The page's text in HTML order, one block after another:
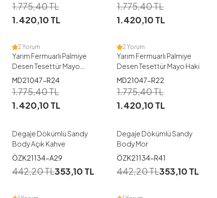
1.775,40TL
1.420,10 TL
1.775,40TL
1.420,10 TL
38 40 42
48
2 Yorum
Yarım Fermuarlı Palmiye
Desen Tesettür Mayo
İndigo
MD21047-R24
1.775,40TL
1.420,10 TL
38 40 42
48
2 Yorum
Yarım Fermuarlı Palmiye
Desen Tesettür Mayo Haki
MD21047-R22
1.775,40TL
1.420,10 TL
S
Degaje Dökümlü Sandy
Body Açık Kahve
ÖZK21134-A29
442,20TL353,10 TL
S M
Degaje Dökümlü Sandy
Body Mor
ÖZK21134-R41
442,20TL353,10 TL
S M S-M L-XL